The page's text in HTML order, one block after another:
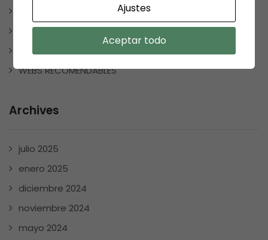
Uncategorized
VARIOS
WEBS RECOMENDABLES
Archives
julio 2025
enero 2025
diciembre 2024
noviembre 2024
mayo 2024
Ajustes
Aceptar todo